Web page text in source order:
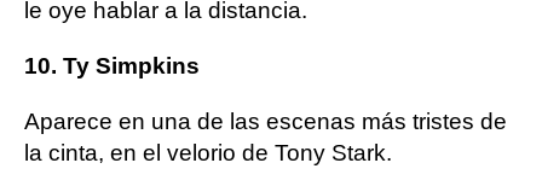
le oye hablar a la distancia.
10. Ty Simpkins
Aparece en una de las escenas más tristes de
la cinta, en el velorio de Tony Stark.